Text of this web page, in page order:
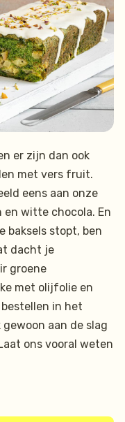
er zijn dan ook
met vers fruit.
eens aan onze
en witte chocola. En
baksels stopt, ben
dacht je
groene
met olijfolie en
in het
aan de slag
ons vooral weten